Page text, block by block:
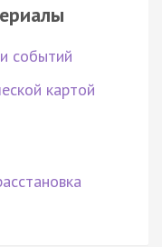
событий
картой